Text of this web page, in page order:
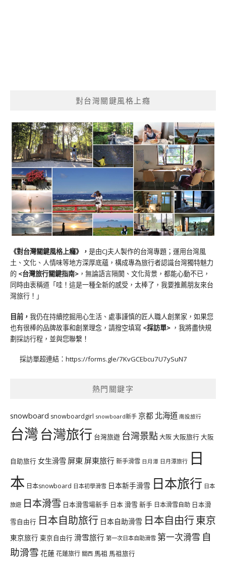
對台灣關鍵風格上癮
《對台灣關鍵風格上癮》 ， 是由CJ夫人製作的台灣專題；運用台灣風
土、文化、人情味等地方深厚底蘊，構成專為旅行者認識台灣獨特魅力
的 <台灣旅行關鍵指南> ，無論語言隔閡、文化背景，都能心動不已，
同時由衷稱道「哇！這是一種全新的感受，太棒了，我要推薦朋友來台
灣旅行！」
目前， 我仍在持續挖掘用心生活、處事謹慎的匠人職人創業家，如果您
也有很棒的品牌故事和創業理念，請撥空填寫 <採訪單> ，我將盡快規
劃採訪行程，並與您聯繫！
採訪單超連結： https://forms.gle/7KvGCEbcu7U7ySuN7
熱門關鍵字
snowboard snowboardgirl snowboard新手 京都 北海道 南投旅行
台灣台灣旅行 台灣旅遊 台灣景點大阪大阪旅行大阪
自助旅行 女生滑雪 屏東 屏東旅行新手滑雪 日月潭 日月潭旅行 日
本 日本snowboard 日本初學滑雪 日本新手滑雪 日本旅行 日本
旅遊 日本滑雪 日本滑雪場新手 日本 滑雪 新手 日本滑雪自助 日本滑
雪自由行 日本自助旅行 日本自助滑雪 日本自由行東京
東京旅行 東京自由行 滑雪旅行 第一次日本自助滑雪 第一次滑雪 自
助滑雪 花蓮花蓮旅行 關西 馬祖 馬祖旅行